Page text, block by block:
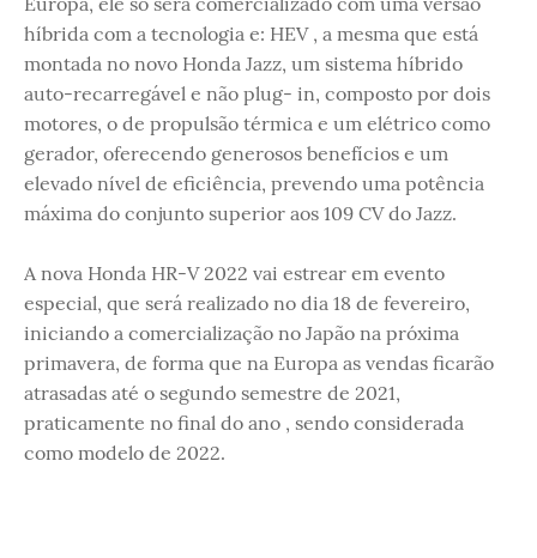
híbrida com a tecnologia e: HEV , a mesma que está
montada no novo Honda Jazz, um sistema híbrido
auto-recarregável e não plug- in, composto por dois
motores, o de propulsão térmica e um elétrico como
gerador, oferecendo generosos benefícios e um
elevado nível de eficiência, prevendo uma potência
máxima do conjunto superior aos 109 CV do Jazz.
A nova Honda HR-V 2022 vai estrear em evento
especial, que será realizado no dia 18 de fevereiro,
iniciando a comercialização no Japão na próxima
primavera, de forma que na Europa as vendas ficarão
atrasadas até o segundo semestre de 2021,
praticamente no final do ano , sendo considerada
como modelo de 2022.